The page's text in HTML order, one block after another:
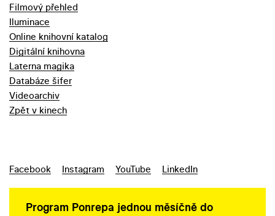
Filmový přehled
Iluminace
Online knihovní katalog
Digitální knihovna
Laterna magika
Databáze šifer
Videoarchiv
Zpět v kinech
Facebook Instagram YouTube LinkedIn
Program Ponrepa jednou měsíčně do